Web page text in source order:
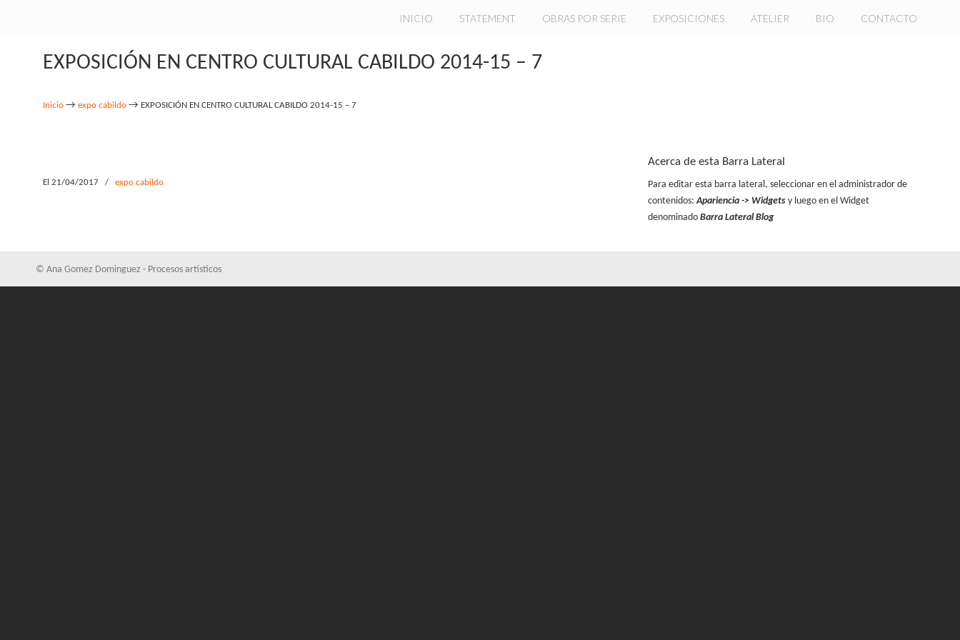
INICIO STATEMENT OBRAS POR SERIE EXPOSICIONES ATELIER BIO CONTACTO
EXPOSICIÓN EN CENTRO CULTURAL CABILDO 2014-15 – 7
Inicio →expo cabildo → EXPOSICIÓN EN CENTRO CULTURAL CABILDO 2014-15 – 7
El 21/04/2017 / expo cabildo
Acerca de esta Barra Lateral
Para editar esta barra lateral, seleccionar en el administrador de
contenidos:Apariencia -> Widgetsy luego en el Widget
denominado Barra Lateral Blog
© Ana Gomez Dominguez · Procesos artísticos